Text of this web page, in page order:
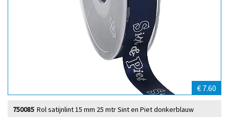
€ 7.60
Rol satijnlint 15 mm 25 mtr Sint en Piet donkerblauw
750085